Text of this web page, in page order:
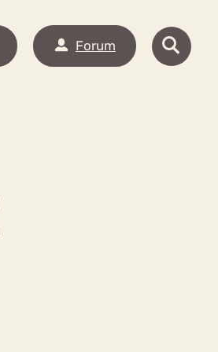
Forum